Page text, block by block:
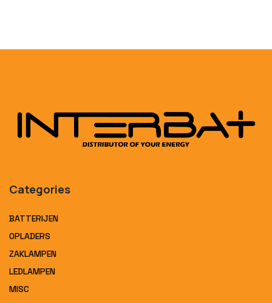
Categories
BATTERIJEN
OPLADERS
ZAKLAMPEN
LEDLAMPEN
MISC